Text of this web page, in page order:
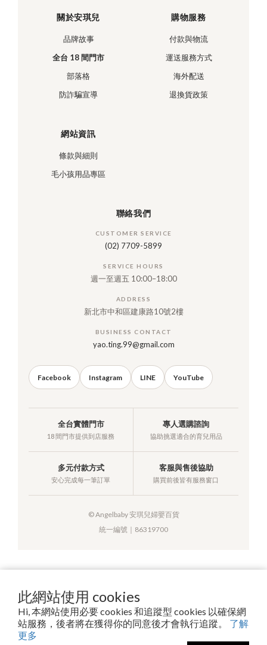
此網站使用 cookies
Hi, 本網站使用必要 cookies 和追蹤型 cookies 以確保網
站服務，後者將在獲得你的同意後才會執行追蹤。 了解
更多
關於安琪兒
品牌故事
全台 18 間門市
部落格
防詐騙宣導
購物服務
付款與物流
運送服務方式
海外配送
退換貨政策
網站資訊
條款與細則
毛小孩用品專區
聯絡我們
CUSTOMER SERVICE
(02) 7709-5899
SERVICE HOURS
週一至週五 10:00–18:00
ADDRESS
新北市中和區建康路10號2樓
BUSINESS CONTACT
yao.ting.99@gmail.com
Facebook Instagram LINE YouTube
全台實體門市
18 間門市提供到店服務
專人選購諮詢
協助挑選適合的育兒用品
多元付款方式
安心完成每一筆訂單
客服與售後協助
購買前後皆有服務窗口
© Angelbaby 安琪兒婦嬰百貨
統一編號｜86319700
提醒您，我們不會以電話或簡訊方式通知變更付款方式。
Copyright© 2026 安琪兒百貨有限公司